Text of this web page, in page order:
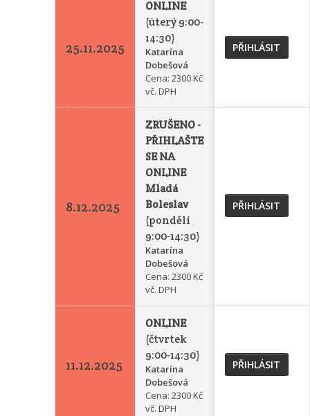
25.11.2025
ONLINE
(úterý 9:00-
14:30)
Katarína
Dobešová
Cena: 2300 Kč
vč. DPH
PŘIHLÁSIT
8.12.2025
ZRUŠENO -
PŘIHLAŠTE
SE NA
ONLINE
Mladá
Boleslav
(pondělí
9:00-14:30)
Katarína
Dobešová
Cena: 2300 Kč
vč. DPH
PŘIHLÁSIT
11.12.2025
ONLINE
(čtvrtek
9:00-14:30)
Katarína
Dobešová
Cena: 2300 Kč
vč. DPH
PŘIHLÁSIT